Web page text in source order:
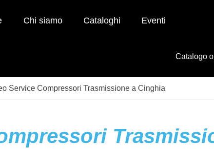
Chi siamo Cataloghi Eventi
Catalogo
Service Compressori Trasmissione a Cinghia